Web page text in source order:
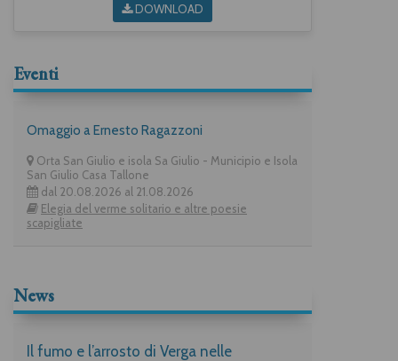
DOWNLOAD
Eventi
Omaggio a Ernesto Ragazzoni
Orta San Giulio e isola Sa Giulio - Municipio e Isola
San Giulio Casa Tallone
dal 20.08.2026 al 21.08.2026
Elegia del verme solitario e altre poesie
scapigliate
News
Il fumo e l’arrosto di Verga nelle